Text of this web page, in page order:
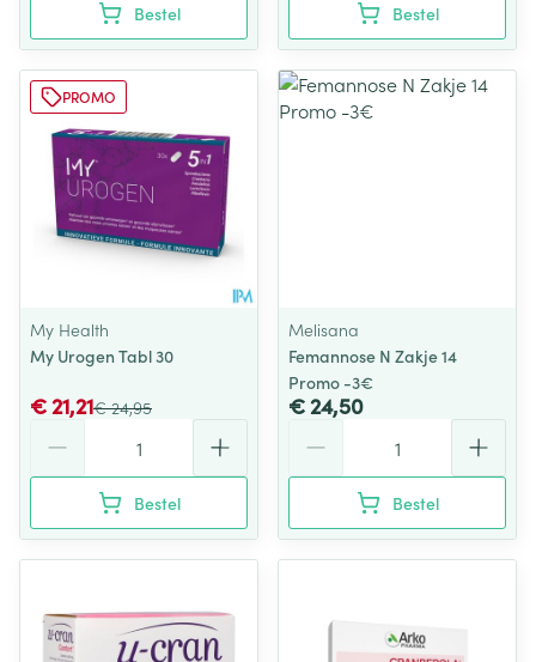
Bestel Bestel
PROMO
My Health
My Urogen Tabl 30
€ 24,95
€ 21,21
Bestel
Melisana
Femannose N Zakje 14
Promo -3€
€ 24,50
Bestel